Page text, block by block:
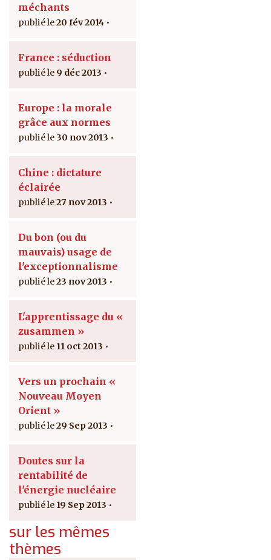
méchants
20 fév 2014
France : séduction
9 déc 2013
Europe : la morale
grâce aux normes
30 nov 2013
Chine : dictature
éclairée
27 nov 2013
Du bon (ou du
mauvais) usage de
l'exceptionnalisme
23 nov 2013
L'apprentissage du «
zusammen »
11 oct 2013
Vers un prochain «
Nouveau Moyen
Orient »
29 Sep 2013
Doutes sur la
rentabilité de
l'énergie nucléaire
19 Sep 2013
sur les mêmes
thèmes